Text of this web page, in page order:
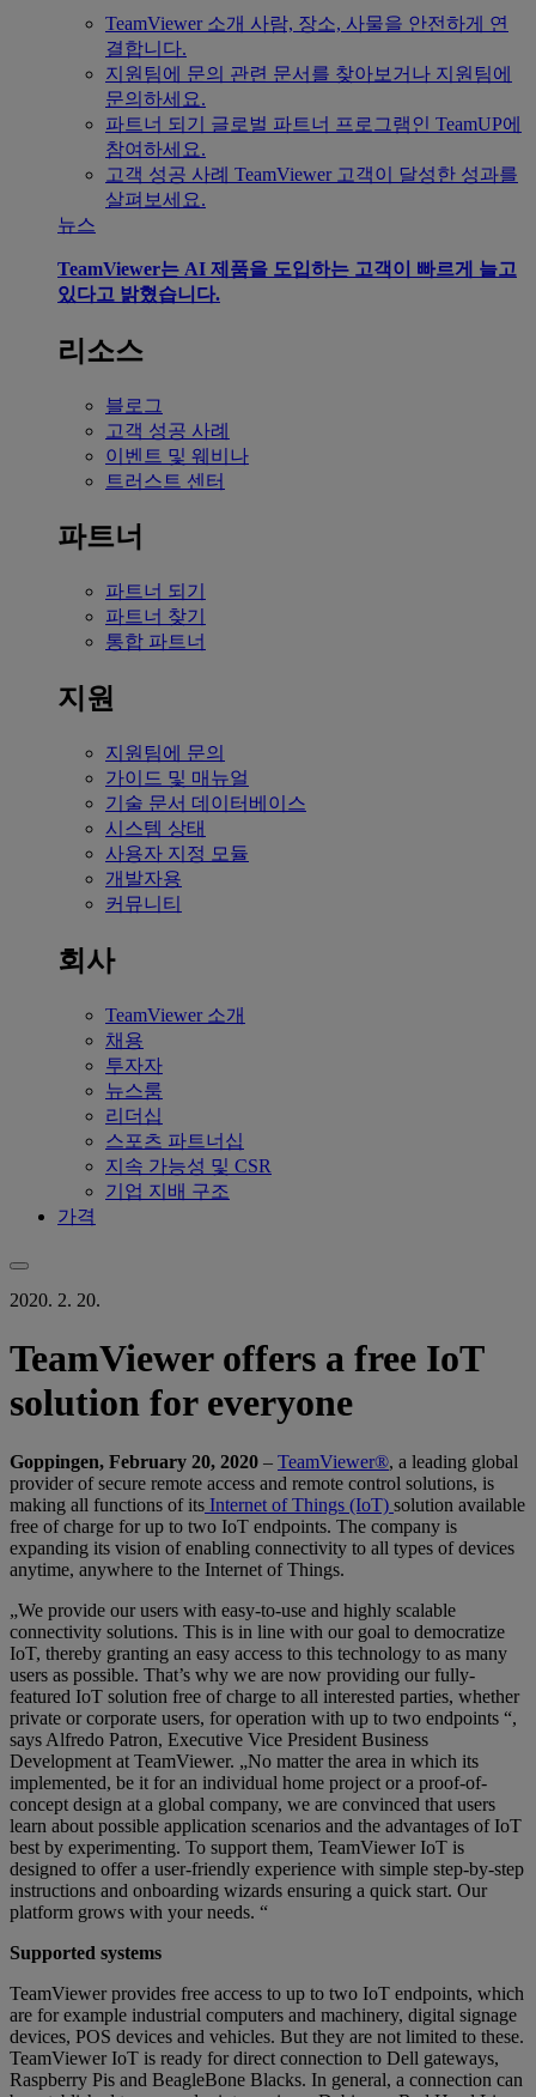
TeamViewer 소개 사람, 장소, 사물을 안전하게 연
결합니다.
지원팀에 문의 관련 문서를 찾아보거나 지원팀에
문의하세요.
파트너 되기
글로벌 파트너 프로그램인 TeamUP에
참여하세요.
고객 성공 사례 TeamViewer 고객이 달성한 성과를
살펴보세요.
뉴스
TeamViewer는 AI 제품을 도입하는 고객이 빠르게 늘고
있다고 밝혔습니다.
리소스
블로그
고객 성공 사례
이벤트 및 웨비나
트러스트 센터
파트너
파트너 되기
파트너 찾기
통합 파트너
지원
지원팀에 문의
가이드 및 매뉴얼
기술 문서 데이터베이스
시스템 상태
사용자 지정 모듈
개발자용
커뮤니티
회사
TeamViewer 소개
채용
투자자
뉴스룸
리더십
스포츠 파트너십
지속 가능성 및 CSR
기업 지배 구조
가격
2020. 2. 20.
TeamViewer offers a free IoT
solution for everyone
Goppingen, February 20, 2020 – TeamViewer®, a leading global
provider of secure remote access and remote control solutions, is
making all functions of its Internet of Things (IoT) solution available
free of charge for up to two IoT endpoints. The company is
expanding its vision of enabling connectivity to all types of devices
anytime, anywhere to the Internet of Things.
„We provide our users with easy-to-use and highly scalable
connectivity solutions. This is in line with our goal to democratize
IoT, thereby granting an easy access to this technology to as many
users as possible. That’s why we are now providing our fully-
featured IoT solution free of charge to all interested parties, whether
private or corporate users, for operation with up to two endpoints “,
says Alfredo Patron, Executive Vice President Business
Development at TeamViewer. „No matter the area in which its
implemented, be it for an individual home project or a proof-of-
concept design at a global company, we are convinced that users
learn about possible application scenarios and the advantages of IoT
best by experimenting. To support them, TeamViewer IoT is
designed to offer a user-friendly experience with simple step-by-step
instructions and onboarding wizards ensuring a quick start. Our
platform grows with your needs. “
Supported systems
TeamViewer provides free access to up to two IoT endpoints, which
are for example industrial computers and machinery, digital signage
devices, POS devices and vehicles. But they are not limited to these.
TeamViewer IoT is ready for direct connection to Dell gateways,
Raspberry Pis and BeagleBone Blacks. In general, a connection can